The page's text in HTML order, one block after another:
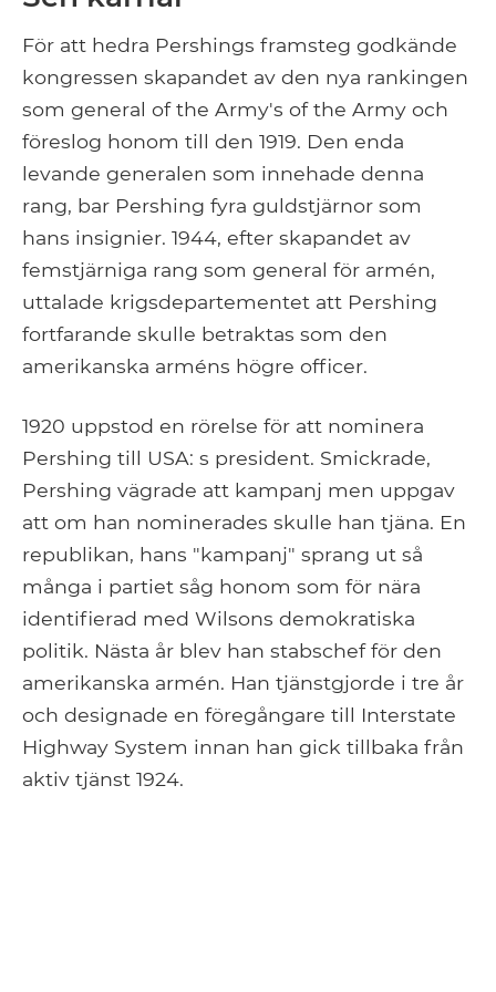
För att hedra Pershings framsteg godkände
kongressen skapandet av den nya rankingen
som general of the Army's of the Army och
föreslog honom till den 1919. Den enda
levande generalen som innehade denna
rang, bar Pershing fyra guldstjärnor som
hans insignier. 1944, efter skapandet av
femstjärniga rang som general för armén,
uttalade krigsdepartementet att Pershing
fortfarande skulle betraktas som den
amerikanska arméns högre officer.
1920 uppstod en rörelse för att nominera
Pershing till USA: s president. Smickrade,
Pershing vägrade att kampanj men uppgav
att om han nominerades skulle han tjäna. En
republikan, hans "kampanj" sprang ut så
många i partiet såg honom som för nära
identifierad med Wilsons demokratiska
politik. Nästa år blev han stabschef för den
amerikanska armén. Han tjänstgjorde i tre år
och designade en föregångare till Interstate
Highway System innan han gick tillbaka från
aktiv tjänst 1924.